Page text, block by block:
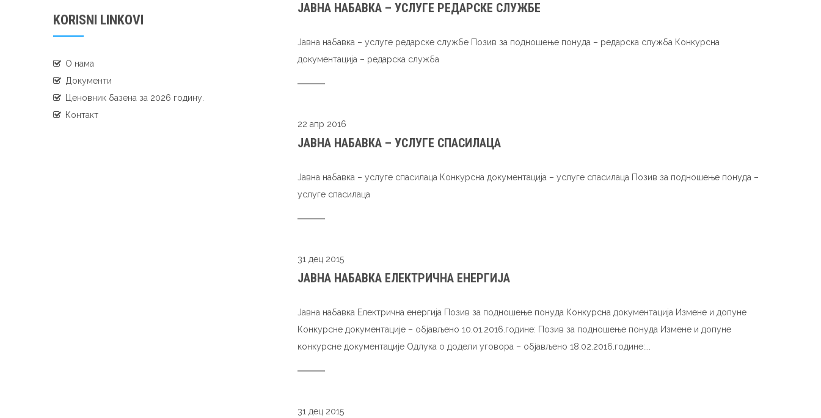
KORISNI LINKOVI
О нама
Документи
Ценовник базена за 2026 годину.
Контакт
ЈАВНА НАБАВКА – УСЛУГЕ РЕДАРСКЕ СЛУЖБЕ
Јавна набавка – услуге редарске службе Позив за подношење понуда – редарска служба Конкурсна
документација – редарска служба
22 апр 2016
ЈАВНА НАБАВКА – УСЛУГЕ СПАСИЛАЦА
Јавна набавка – услуге спасилаца Конкурсна документација – услуге спасилаца Позив за подношење понуда –
услуге спасилаца
31 дец 2015
ЈАВНА НАБАВКА ЕЛЕКТРИЧНА ЕНЕРГИЈА
Јавна набавка Електрична енергија Позив за подношење понуда Конкурсна документација Измене и допуне
Конкурсне документације – објављено 10.01.2016.године: Позив за подношење понуда Измене и допуне
конкурсне документације Одлука о додели уговора – објављено 18.02.2016.године:...
31 дец 2015